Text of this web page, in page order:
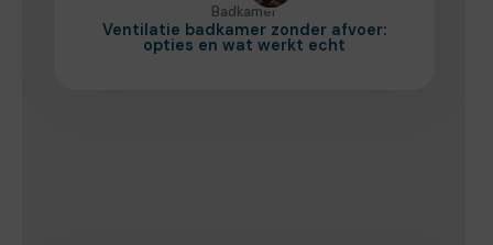
Badkamer
Ventilatie badkamer zonder afvoer:
opties en wat werkt echt